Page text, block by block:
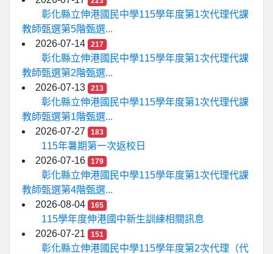
彰化縣立伸港國民中學115學年度第1次代理代課
教師甄選第5階甄選...
2026-07-14
217
彰化縣立伸港國民中學115學年度第1次代理代課
教師甄選第2階甄選...
2026-07-13
213
彰化縣立伸港國民中學115學年度第1次代理代課
教師甄選第1階甄選...
2026-07-27
183
115年暑期第一次返校日
2026-07-16
179
彰化縣立伸港國民中學115學年度第1次代理代課
教師甄選第4階甄選...
2026-08-04
165
115學年度伸港國中新生訓練相關訊息
2026-07-21
151
彰化縣立伸港國民中學115學年度第2次代理（代